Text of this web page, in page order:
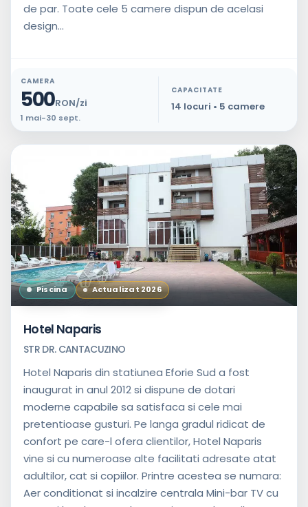
de par. Toate cele 5 camere dispun de acelasi
design...
CAMERA
500RON/zi
1 mai-30 sept.
CAPACITATE
14 locuri • 5 camere
Piscina Actualizat 2026
Hotel Naparis
STR DR. CANTACUZINO
Hotel Naparis din statiunea Eforie Sud a fost
inaugurat in anul 2012 si dispune de dotari
moderne capabile sa satisfaca si cele mai
pretentioase gusturi. Pe langa gradul ridicat de
confort pe care-l ofera clientilor, Hotel Naparis
vine si cu numeroase alte facilitati adresate atat
adultilor, cat si copiilor. Printre acestea se numara:
Aer conditionat si incalzire centrala Mini-bar TV cu